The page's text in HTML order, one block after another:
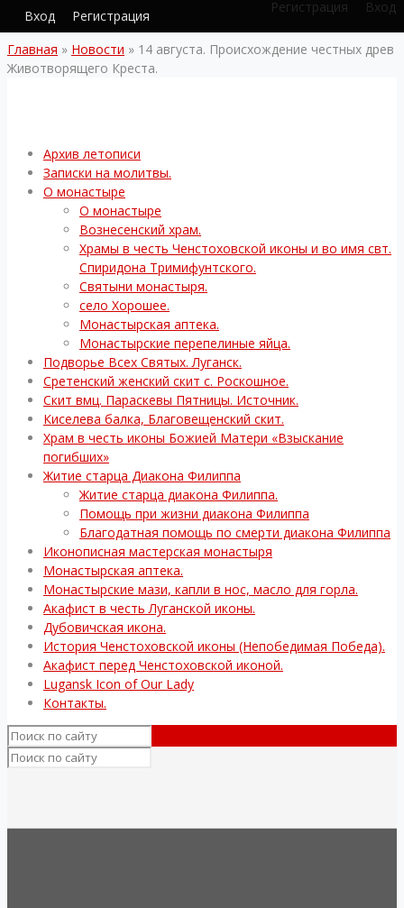
Главная » Новости » 14 августа. Происхождение честных древ
Животворящего Креста.
Архив летописи
Записки на молитвы.
О монастыре
О монастыре
Вознесенский храм.
Храмы в честь Ченстоховской иконы и во имя свт.
Спиридона Тримифунтского.
Святыни монастыря.
село Хорошее.
Монастырская аптека.
Монастырские перепелиные яйца.
Подворье Всех Святых. Луганск.
Сретенский женский скит с. Роскошное.
Скит вмц. Параскевы Пятницы. Источник.
Киселева балка, Благовещенский скит.
Храм в честь иконы Божией Матери «Взыскание
погибших»
Житие старца Диакона Филиппа
Житие старца диакона Филиппа.
Помощь при жизни диакона Филиппа
Благодатная помощь по смерти диакона Филиппа
Иконописная мастерская монастыря
Монастырская аптека.
Монастырские мази, капли в нос, масло для горла.
Акафист в честь Луганской иконы.
Дубовичская икона.
История Ченстоховской иконы (Непобедимая Победа).
Акафист перед Ченстоховской иконой.
Lugansk Icon of Our Lady
Контакты.
Регистрация Вход
Вход Регистрация